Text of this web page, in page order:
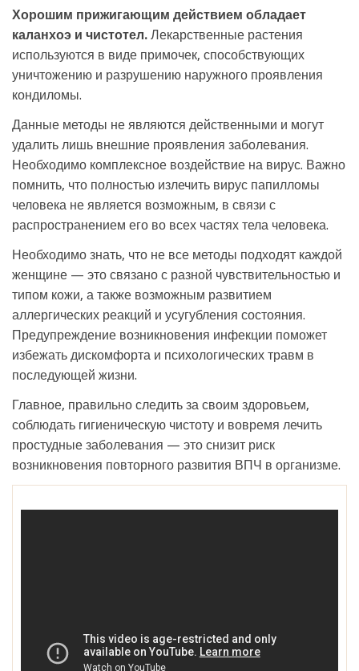
Хорошим прижигающим действием обладает
каланхоэ и чистотел. Лекарственные растения
используются в виде примочек, способствующих
уничтожению и разрушению наружного проявления
кондиломы.
Данные методы не являются действенными и могут
удалить лишь внешние проявления заболевания.
Необходимо комплексное воздействие на вирус. Важно
помнить, что полностью излечить вирус папилломы
человека не является возможным, в связи с
распространением его во всех частях тела человека.
Необходимо знать, что не все методы подходят каждой
женщине — это связано с разной чувствительностью и
типом кожи, а также возможным развитием
аллергических реакций и усугубления состояния.
Предупреждение возникновения инфекции поможет
избежать дискомфорта и психологических травм в
последующей жизни.
Главное, правильно следить за своим здоровьем,
соблюдать гигиеническую чистоту и вовремя лечить
простудные заболевания — это снизит риск
возникновения повторного развития ВПЧ в организме.